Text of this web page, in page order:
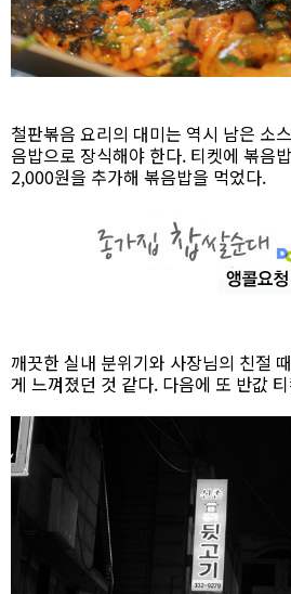
철판볶음 요리의 대미는 역시 남은 소
음밥으로 장식해야 한다. 티켓에 볶음
2,000원을 추가해 볶음밥을 먹었다.
깨끗한 실내 분위기와 사장님의 친절
게 느껴졌던 것 같다. 다음에 또 반값